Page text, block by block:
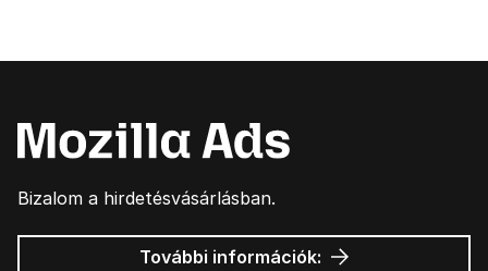
Bizalom a hirdetésvásárlásban.
További információk: Mozilla